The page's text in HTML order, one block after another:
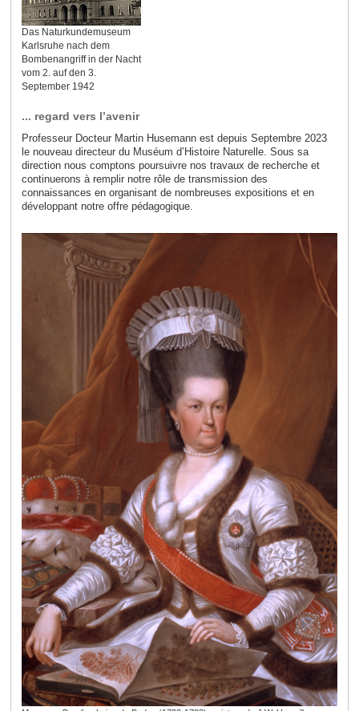
Das Naturkundemuseum
Karlsruhe nach dem
Bombenangriff in der Nacht
vom 2. auf den 3.
September 1942
... regard vers l’avenir
Professeur Docteur Martin Husemann est depuis Septembre 2023
le nouveau directeur du Muséum d’Histoire Naturelle. Sous sa
direction nous comptons poursuivre nos travaux de recherche et
continuerons à remplir notre rôle de transmission des
connaissances en organisant de nombreuses expositions et en
développant notre offre pédagogique.